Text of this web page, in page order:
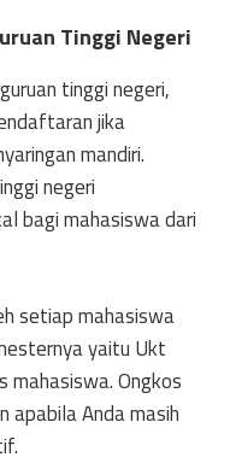
Tinggi Negeri
tinggi negeri,
jika
mandiri.
negeri
bagi mahasiswa dari
setiap mahasiswa
yaitu Ukt
mahasiswa. Ongkos
apabila Anda masih